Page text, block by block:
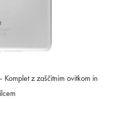
z zaščitnim ovitkom in